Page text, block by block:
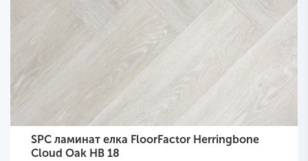
SPC ламинат елка FloorFactor Herringbone
Cloud Oak HB 18